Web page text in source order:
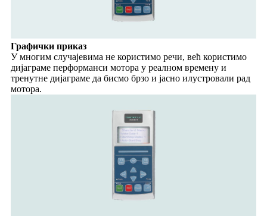
Графички приказ
У многим случајевима не користимо речи, већ користимо
дијаграме перформанси мотора у реалном времену и
тренутне дијаграме да бисмо брзо и јасно илустровали рад
мотора.